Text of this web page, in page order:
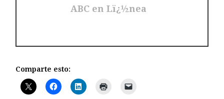
ABC en Lï¿½nea
Comparte esto: